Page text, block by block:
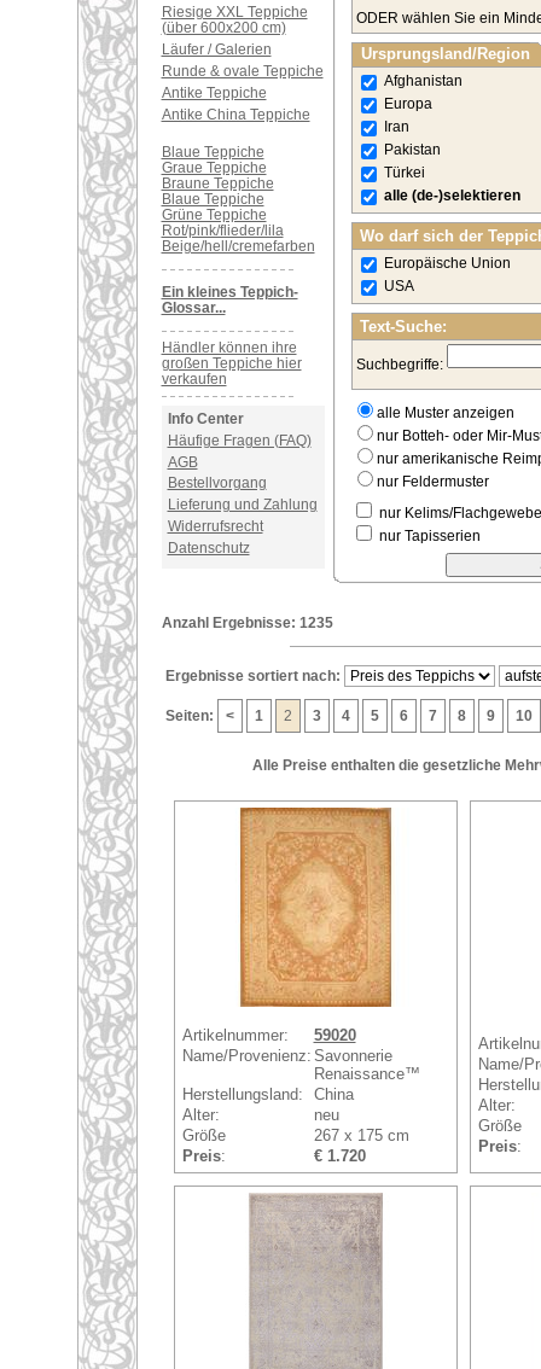
Riesige XXL Teppiche
(über 600x200 cm)
Läufer / Galerien
Runde & ovale Teppiche
Antike Teppiche
Antike China Teppiche
Blaue Teppiche
Graue Teppiche
Braune Teppiche
Blaue Teppiche
Grüne Teppiche
Rot/pink/flieder/lila
Beige/hell/cremefarben
Ein kleines Teppich-
Glossar...
Händler können ihre
großen Teppiche hier
verkaufen
Info Center
Häufige Fragen (FAQ)
AGB
Bestellvorgang
Lieferung und Zahlung
Widerrufsrecht
Datenschutz
ODER wählen Sie ein
Ursprungsland/Region
Afghanistan
Europa
Iran
Pakistan
Türkei
alle (de-)selektieren
Wo darf sich der
Europäische Union
USA
Text-Suche:
Suchbegriffe:
alle Muster anzeigen
nur Botteh- oder Mir-
nur amerikanische
nur Feldermuster
nur Kelims/Flachgewebe
nur Tapisserien
Anzahl Ergebnisse: 1235
Ergebnisse sortiert nach:
Seiten: < 1 2 3 4 5 6 7 8 9 10
Alle Preise enthalten die gesetzliche
Artikelnummer:
59020
Name/Provenienz: Savonnerie
Renaissance™
Herstellungsland:
China
Alter:
neu
Größe
267 x 175 cm
Preis: € 1.720
Name/
Alter:
Größe
Preis: